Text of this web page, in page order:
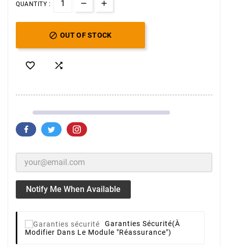
QUANTITY :
 OUT OF STOCK
 
Notify Me When Available
Garanties Sécurité(à
Modifier Dans Le Module "Réassurance")